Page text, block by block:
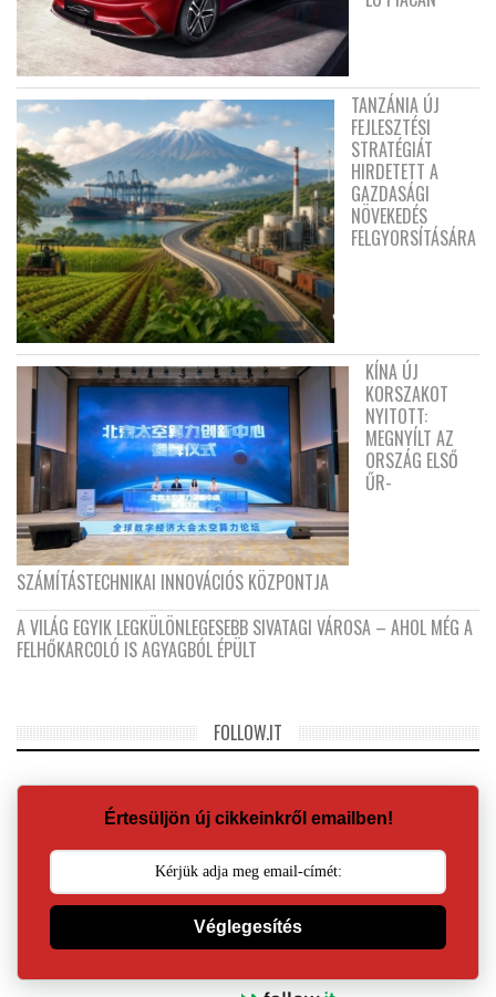
TANZÁNIA ÚJ
FEJLESZTÉSI
STRATÉGIÁT
HIRDETETT A
GAZDASÁGI
NÖVEKEDÉS
FELGYORSÍTÁSÁRA
KÍNA ÚJ
KORSZAKOT
NYITOTT:
MEGNYÍLT AZ
ORSZÁG ELSŐ
ŰR-
SZÁMÍTÁSTECHNIKAI INNOVÁCIÓS KÖZPONTJA
A VILÁG EGYIK LEGKÜLÖNLEGESEBB SIVATAGI VÁROSA – AHOL MÉG A
FELHŐKARCOLÓ IS AGYAGBÓL ÉPÜLT
FOLLOW.IT
Értesüljön új cikkeinkről emailben!
Véglegesítés